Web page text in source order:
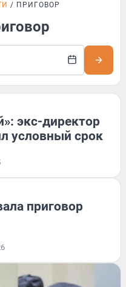
ПРИГОВОР
экс-директор
условный срок
приговор